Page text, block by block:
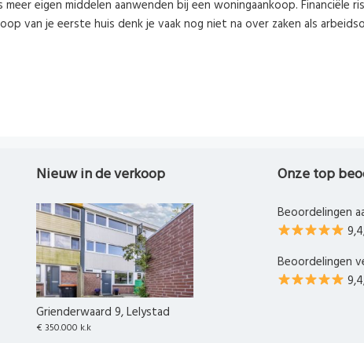
eigen middelen aanwenden bij een woningaankoop. Financiële
van je eerste huis denk je vaak nog niet na over zaken als
Nieuw in de verkoop
Grienderwaard 9, Lelystad
€ 350.000 k.k
Onze top
Beoordelingen
Beoordelingen